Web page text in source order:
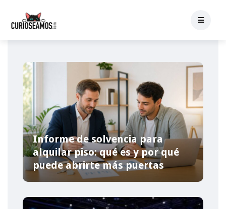
Informe de solvencia para
alquilar piso: qué es y por qué
puede abrirte más puertas